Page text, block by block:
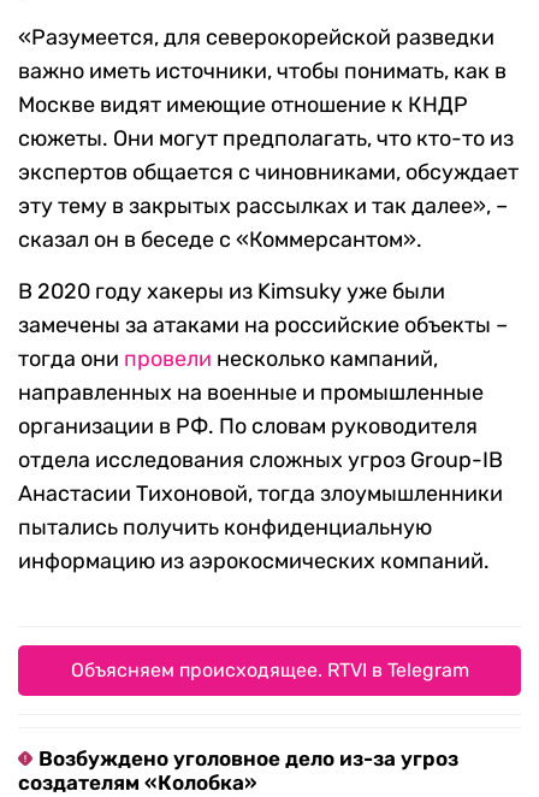
«Разумеется, для северокорейской разведки
важно иметь источники, чтобы понимать, как в
Москве видят имеющие отношение к КНДР
сюжеты. Они могут предполагать, что кто-то из
экспертов общается с чиновниками, обсуждает
эту тему в закрытых рассылках и так далее», –
сказал он в беседе с «Коммерсантом».
В 2020 году хакеры из Kimsuky уже были
замечены за атаками на российские объекты –
тогда они провели несколько кампаний,
направленных на военные и промышленные
организации в РФ. По словам руководителя
отдела исследования сложных угроз Group-IB
Анастасии Тихоновой, тогда злоумышленники
пытались получить конфиденциальную
информацию из аэрокосмических компаний.
Объясняем происходящее. RTVI в Telegram
Возбуждено уголовное дело из-за угроз
создателям «Колобка»